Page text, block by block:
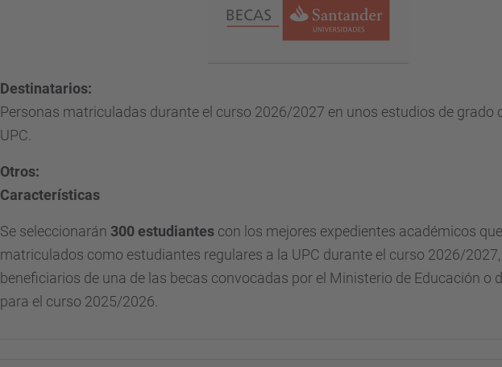
Destinatarios:
Personas matriculadas durante el curso 2026/2027 en unos estudios de grado
UPC.
Otros:
Características
Se seleccionarán 300 estudiantes con los mejores expedientes académicos
matriculados como estudiantes regulares a la UPC durante el curso 2026/2027
beneficiarios de una de las becas convocadas por el Ministerio de Educación o
para el curso 2025/2026